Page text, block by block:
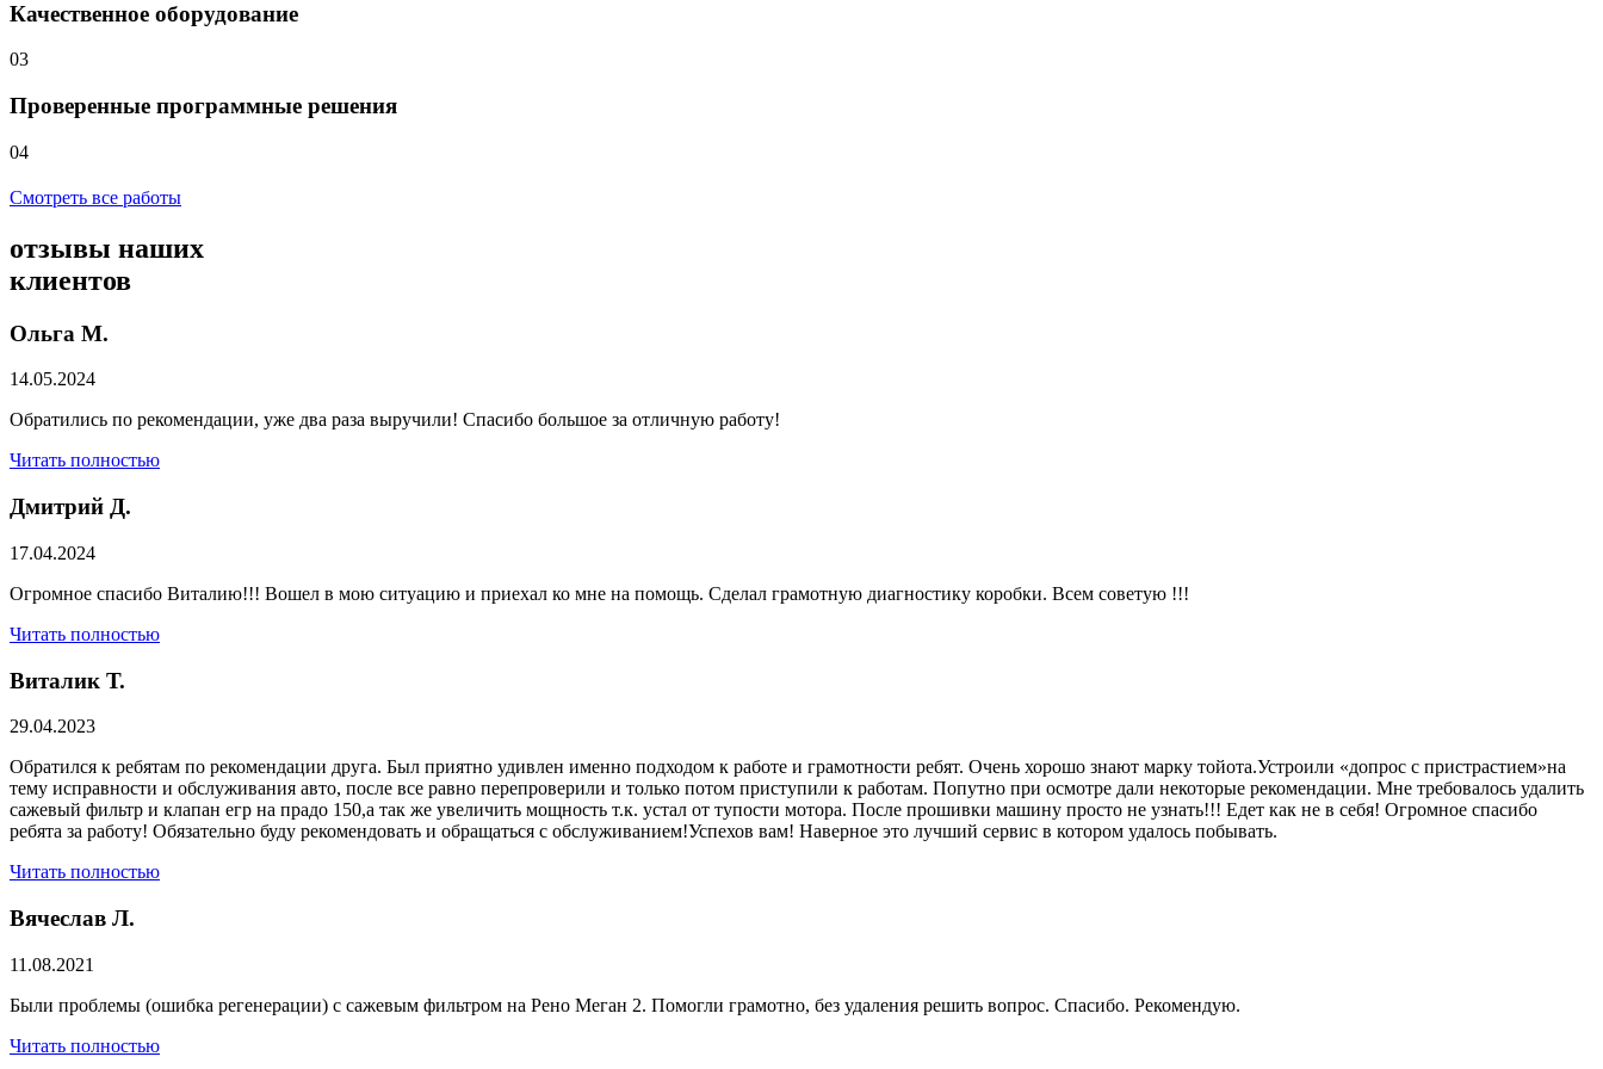
Качественное оборудование
03
Проверенные программные решения
04
Смотреть все работы
отзывы наших
клиентов
Ольга М.
14.05.2024
Обратились по рекомендации, уже два раза выручили! Спасибо большое за отличную работу!
Читать полностью
Дмитрий Д.
17.04.2024
Огромное спасибо Виталию!!! Вошел в мою ситуацию и приехал ко мне на помощь. Сделал грамотную диагностику коробки. Всем советую !!!
Читать полностью
Виталик Т.
29.04.2023
Обратился к ребятам по рекомендации друга. Был приятно удивлен именно подходом к работе и грамотности ребят. Очень хорошо знают марку тойота.Устроили «допрос с пристрастием»на
тему исправности и обслуживания авто, после все равно перепроверили и только потом приступили к работам. Попутно при осмотре дали некоторые рекомендации. Мне требовалось удалить
сажевый фильтр и клапан егр на прадо 150,а так же увеличить мощность т.к. устал от тупости мотора. После прошивки машину просто не узнать!!! Едет как не в себя! Огромное спасибо
ребята за работу! Обязательно буду рекомендовать и обращаться с обслуживанием!Успехов вам! Наверное это лучший сервис в котором удалось побывать.
Читать полностью
Вячеслав Л.
11.08.2021
Были проблемы (ошибка регенерации) с сажевым фильтром на Рено Меган 2. Помогли грамотно, без удаления решить вопрос. Спасибо. Рекомендую.
Читать полностью